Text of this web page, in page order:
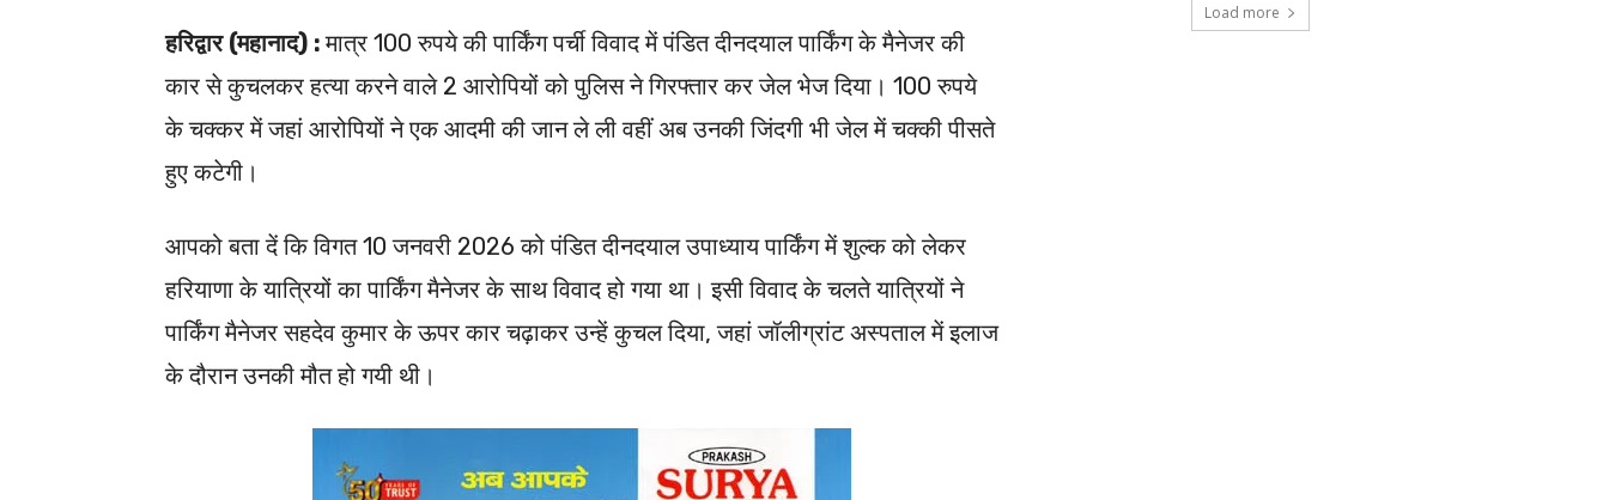
हरिद्वार (महानाद) :मात्र 100 रुपये की पार्किंग पर्ची विवाद में पंडित दीनदयाल पार्किंग के मैनेजर की
कार से कुचलकर हत्या करने वाले 2 आरोपियों को पुलिस ने गिरफ्तार कर जेल भेज दिया। 100 रुपये
के चक्कर में जहां आरोपियों ने एक आदमी की जान ले ली वहीं अब उनकी जिंदगी भी जेल में चक्की पीसते
हुए कटेगी।
आपको बता दें कि विगत 10 जनवरी 2026 को पंडित दीनदयाल उपाध्याय पार्किंग में शुल्क को लेकर
हरियाणा के यात्रियों का पार्किंग मैनेजर के साथ विवाद हो गया था। इसी विवाद के चलते यात्रियों ने
पार्किंग मैनेजर सहदेव कुमार के ऊपर कार चढ़ाकर उन्हें कुचल दिया, जहां जॉलीग्रांट अस्पताल में इलाज
के दौरान उनकी मौत हो गयी थी।
Load more